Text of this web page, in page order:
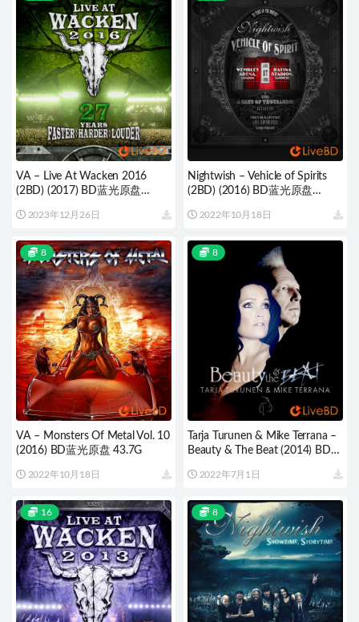
VA – Live At Wacken 2016
(2BD) (2017) BD蓝光原盘
2023年12月26日
Nightwish – Vehicle of Spirits
(2BD) (2016) BD蓝光原盘
2022年10月18日
8
VA – Monsters Of Metal Vol. 10
(2016) BD蓝光原盘 43.7G
2022年10月18日
8
Tarja Turunen & Mike Terrana –
Beauty & The Beat (2014) BD蓝
2022年7月1日
16 8